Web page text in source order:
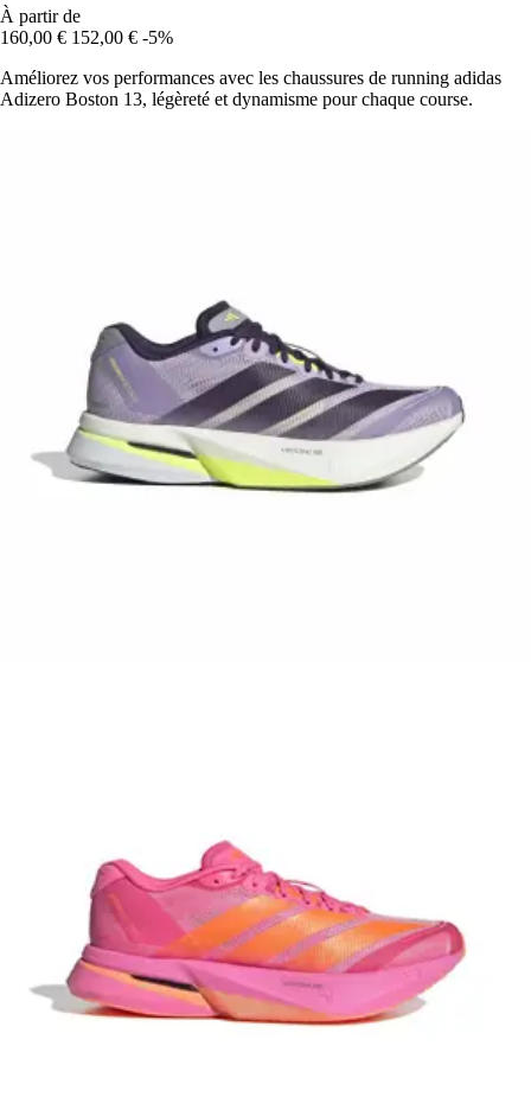
À partir de
160,00 € 152,00 € -5%
Améliorez vos performances avec les chaussures de running adidas
Adizero Boston 13, légèreté et dynamisme pour chaque course.